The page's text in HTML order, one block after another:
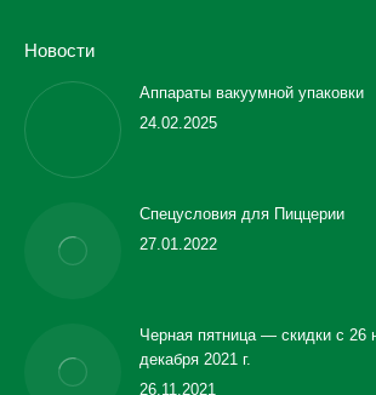
Новости
Аппараты вакуумной упаковки
24.02.2025
Спецусловия для Пиццерии
27.01.2022
Черная пятница — скидки с 26
декабря 2021 г.
26.11.2021